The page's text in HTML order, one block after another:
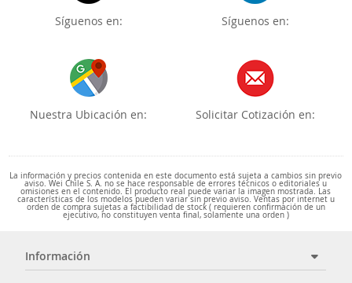
Síguenos en: Síguenos en:
Nuestra Ubicación en: Solicitar Cotización en:
La información y precios contenida en este documento está sujeta a cambios sin previo
aviso. Wei Chile S. A. no se hace responsable de errores técnicos o editoriales u
omisiones en el contenido. El producto real puede variar la imagen mostrada. Las
características de los modelos pueden variar sin previo aviso. Ventas por internet u
orden de compra sujetas a factibilidad de stock ( requieren confirmación de un
ejecutivo, no constituyen venta final, solamente una orden )
Información